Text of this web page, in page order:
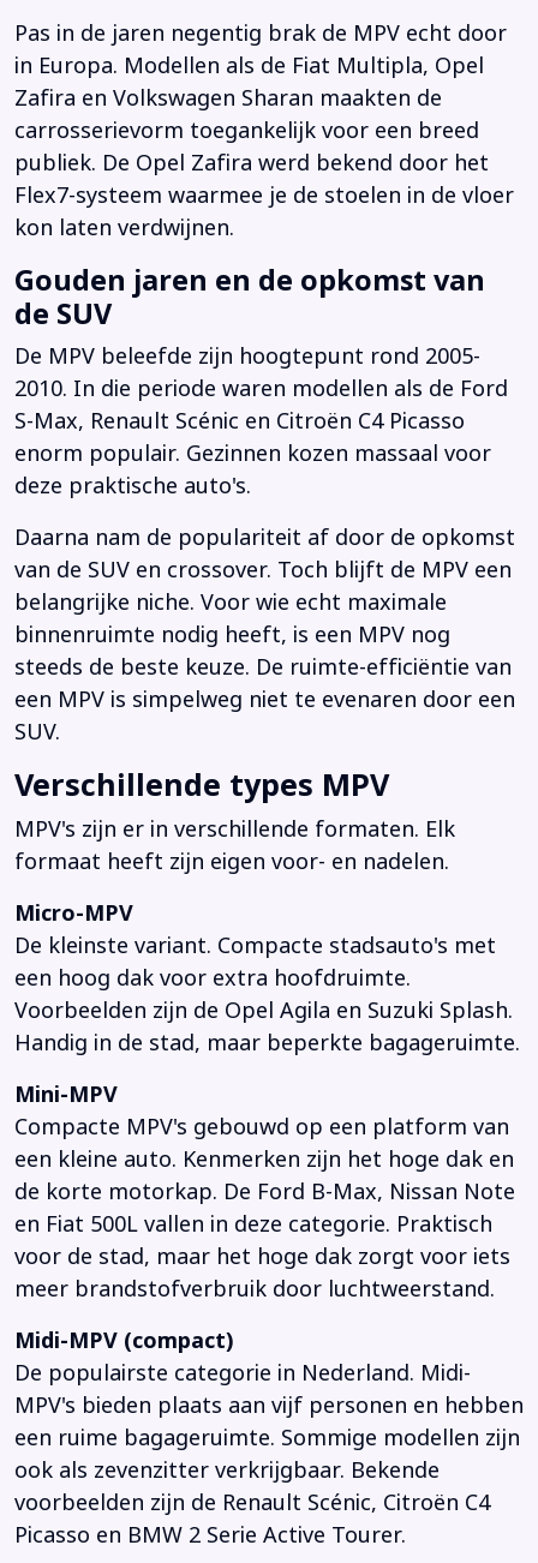
Pas in de jaren negentig brak de MPV echt door
in Europa. Modellen als de Fiat Multipla, Opel
Zafira en Volkswagen Sharan maakten de
carrosserievorm toegankelijk voor een breed
publiek. De Opel Zafira werd bekend door het
Flex7-systeem waarmee je de stoelen in de vloer
kon laten verdwijnen.
Gouden jaren en de opkomst van
de SUV
De MPV beleefde zijn hoogtepunt rond 2005-
2010. In die periode waren modellen als de Ford
S-Max, Renault Scénic en Citroën C4 Picasso
enorm populair. Gezinnen kozen massaal voor
deze praktische auto's.
Daarna nam de populariteit af door de opkomst
van de SUV en crossover. Toch blijft de MPV een
belangrijke niche. Voor wie echt maximale
binnenruimte nodig heeft, is een MPV nog
steeds de beste keuze. De ruimte-efficiëntie van
een MPV is simpelweg niet te evenaren door een
SUV.
Verschillende types MPV
MPV's zijn er in verschillende formaten. Elk
formaat heeft zijn eigen voor- en nadelen.
Micro-MPV
De kleinste variant. Compacte stadsauto's met
een hoog dak voor extra hoofdruimte.
Voorbeelden zijn de Opel Agila en Suzuki Splash.
Handig in de stad, maar beperkte bagageruimte.
Mini-MPV
Compacte MPV's gebouwd op een platform van
een kleine auto. Kenmerken zijn het hoge dak en
de korte motorkap. De Ford B-Max, Nissan Note
en Fiat 500L vallen in deze categorie. Praktisch
voor de stad, maar het hoge dak zorgt voor iets
meer brandstofverbruik door luchtweerstand.
Midi-MPV (compact)
De populairste categorie in Nederland. Midi-
MPV's bieden plaats aan vijf personen en hebben
een ruime bagageruimte. Sommige modellen zijn
ook als zevenzitter verkrijgbaar. Bekende
voorbeelden zijn de Renault Scénic, Citroën C4
Picasso en BMW 2 Serie Active Tourer.